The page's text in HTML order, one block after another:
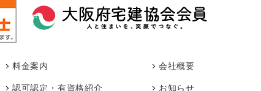
料金案内
認可認定・有資格紹介
会社概要
お知らせ